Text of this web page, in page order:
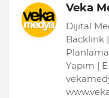
Veka
Dijital
Backlink
Yapım |